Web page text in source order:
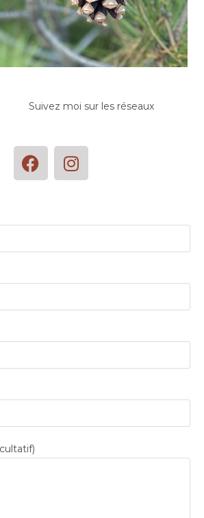
sur les réseaux